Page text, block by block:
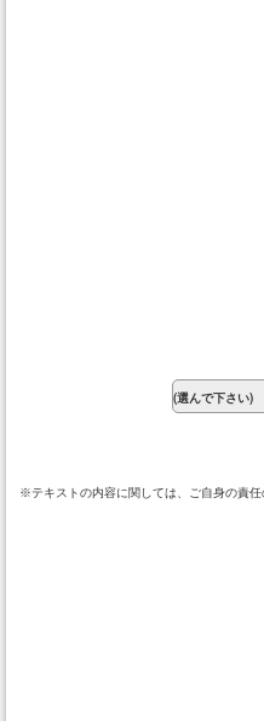
※テキストの内容に関しては、ご自身の責任